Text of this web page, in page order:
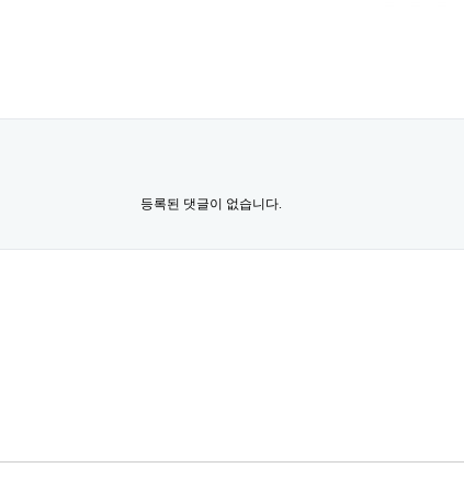
등록된 댓글이 없습니다.